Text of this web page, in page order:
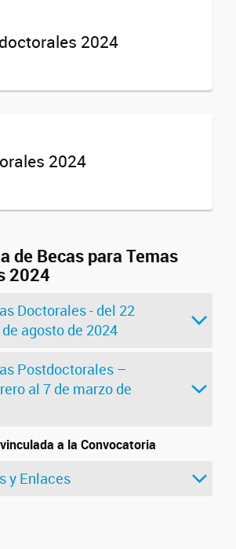
2024
2024
de Becas para Temas
2024
Doctorales - del 22
agosto de 2024
Postdoctorales –
al 7 de marzo de
a la Convocatoria
y Enlaces